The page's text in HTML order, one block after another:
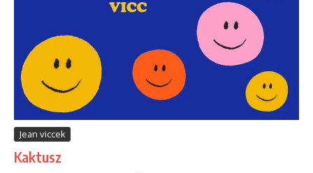
Jean viccek
Kaktusz